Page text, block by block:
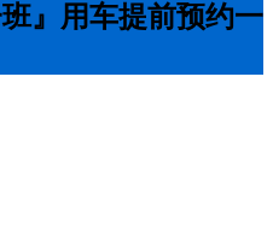
』用车提前预约一